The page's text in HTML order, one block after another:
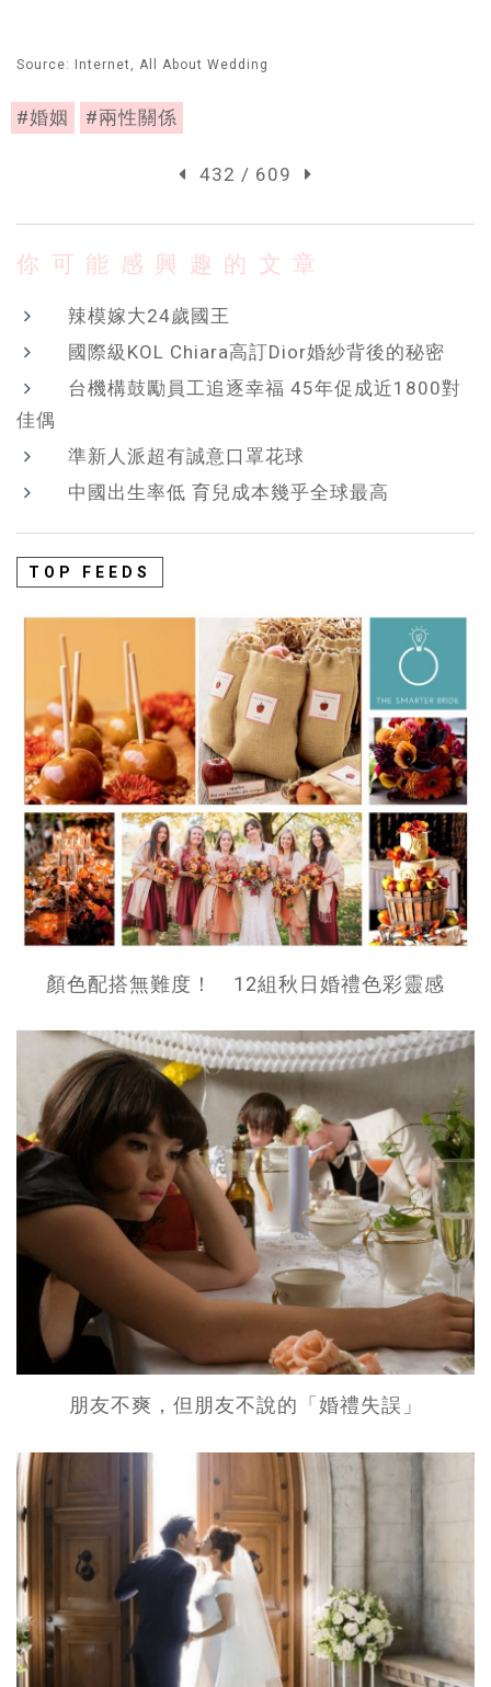
Source: Internet, All About Wedding
#婚姻 #兩性關係
432 / 609
你可能感興趣的文章
辣模嫁大24歲國王
國際級KOL Chiara高訂Dior婚紗背後的秘密
台機構鼓勵員工追逐幸福 45年促成近1800對
佳偶
準新人派超有誠意口罩花球
中國出生率低 育兒成本幾乎全球最高
TOP FEEDS
顏色配搭無難度！ 12組秋日婚禮色彩靈感
朋友不爽，但朋友不說的「婚禮失誤」